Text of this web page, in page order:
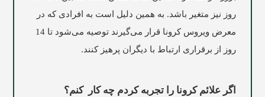
روز نیز متغیر باشد. به همین دلیل است به افرادی که در
معرض ویروس کرونا قرار می‌گیرند توصیه می‌شود تا 14
روز از برقراری ارتباط با دیگران پرهیز کنند.
اگر علائم کرونا را تجربه کردم چه کار کنم؟